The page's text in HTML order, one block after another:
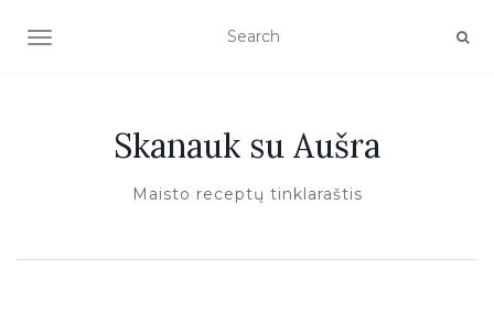
TOGGLE NAVIGATION
Skanauk su Aušra
Maisto receptų tinklaraštis